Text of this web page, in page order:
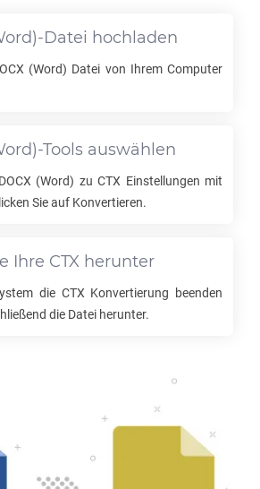
Datei hochladen
(Word) Datei von Ihrem Computer
Tools auswählen
DOCX (Word) zuCTX Einstellungen mit
Sie auf Konvertieren.
Ihre CTX herunter
die CTX Konvertierung beenden
die Datei herunter.